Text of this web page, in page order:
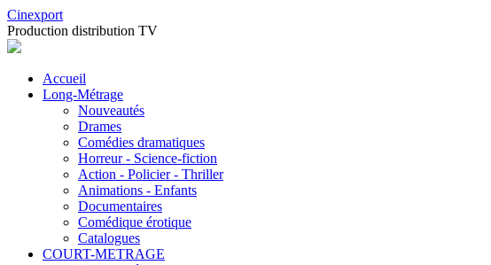
Cinexport
Production distribution TV
Accueil
Long-Métrage
Nouveautés
Drames
Comédies dramatiques
Horreur - Science-fiction
Action - Policier - Thriller
Animations - Enfants
Documentaires
Comédique érotique
Catalogues
COURT-METRAGE